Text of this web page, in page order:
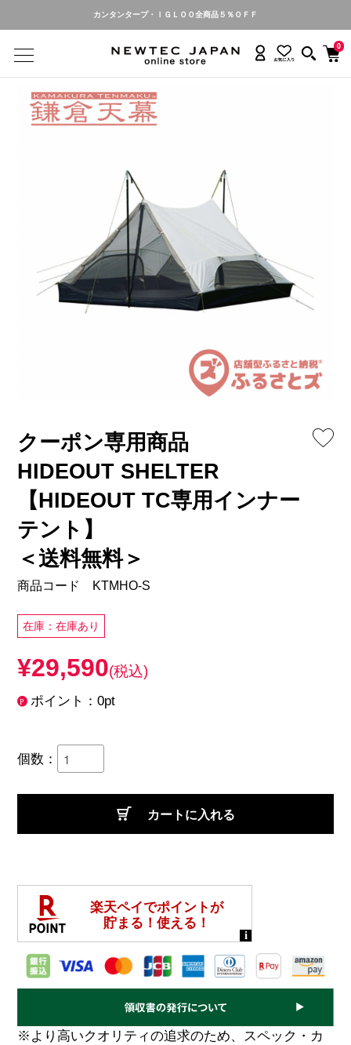
カンタンタープ・ＩＧＬＯＯ全商品５％ＯＦＦ
0
クーポン専用商品
HIDEOUT SHELTER
【HIDEOUT TC専用インナー
テント】
＜送料無料＞
商品コード KTMHO-S
在庫：在庫あり
¥29,590(税込)
ポイント：0pt
個数：
カートに入れる
※より高いクオリティの追求のため、スペック・カ